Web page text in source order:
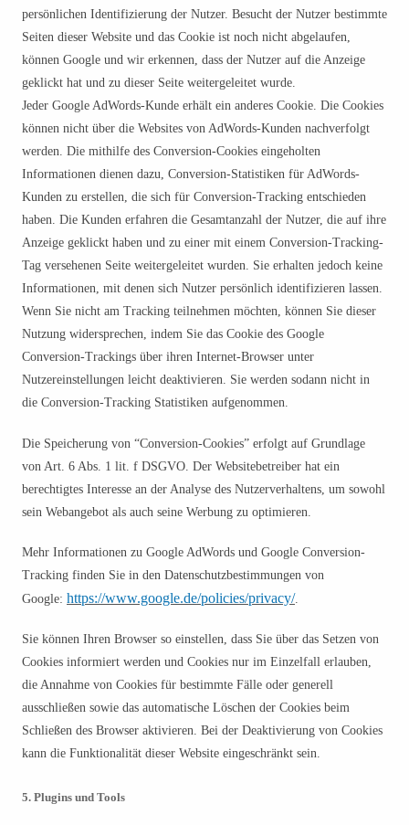
persönlichen Identifizierung der Nutzer. Besucht der Nutzer bestimmte
Seiten dieser Website und das Cookie ist noch nicht abgelaufen,
können Google und wir erkennen, dass der Nutzer auf die Anzeige
geklickt hat und zu dieser Seite weitergeleitet wurde.
Jeder Google AdWords-Kunde erhält ein anderes Cookie. Die Cookies
können nicht über die Websites von AdWords-Kunden nachverfolgt
werden. Die mithilfe des Conversion-Cookies eingeholten
Informationen dienen dazu, Conversion-Statistiken für AdWords-
Kunden zu erstellen, die sich für Conversion-Tracking entschieden
haben. Die Kunden erfahren die Gesamtanzahl der Nutzer, die auf ihre
Anzeige geklickt haben und zu einer mit einem Conversion-Tracking-
Tag versehenen Seite weitergeleitet wurden. Sie erhalten jedoch keine
Informationen, mit denen sich Nutzer persönlich identifizieren lassen.
Wenn Sie nicht am Tracking teilnehmen möchten, können Sie dieser
Nutzung widersprechen, indem Sie das Cookie des Google
Conversion-Trackings über ihren Internet-Browser unter
Nutzereinstellungen leicht deaktivieren. Sie werden sodann nicht in
die Conversion-Tracking Statistiken aufgenommen.
Die Speicherung von “Conversion-Cookies” erfolgt auf Grundlage
von Art. 6 Abs. 1 lit. f DSGVO. Der Websitebetreiber hat ein
berechtigtes Interesse an der Analyse des Nutzerverhaltens, um sowohl
sein Webangebot als auch seine Werbung zu optimieren.
Mehr Informationen zu Google AdWords und Google Conversion-
Tracking finden Sie in den Datenschutzbestimmungen von
Google: https://www.google.de/policies/privacy/
Sie können Ihren Browser so einstellen, dass Sie über das Setzen von
Cookies informiert werden und Cookies nur im Einzelfall erlauben,
die Annahme von Cookies für bestimmte Fälle oder generell
ausschließen sowie das automatische Löschen der Cookies beim
Schließen des Browser aktivieren. Bei der Deaktivierung von Cookies
kann die Funktionalität dieser Website eingeschränkt sein.
5. Plugins und Tools